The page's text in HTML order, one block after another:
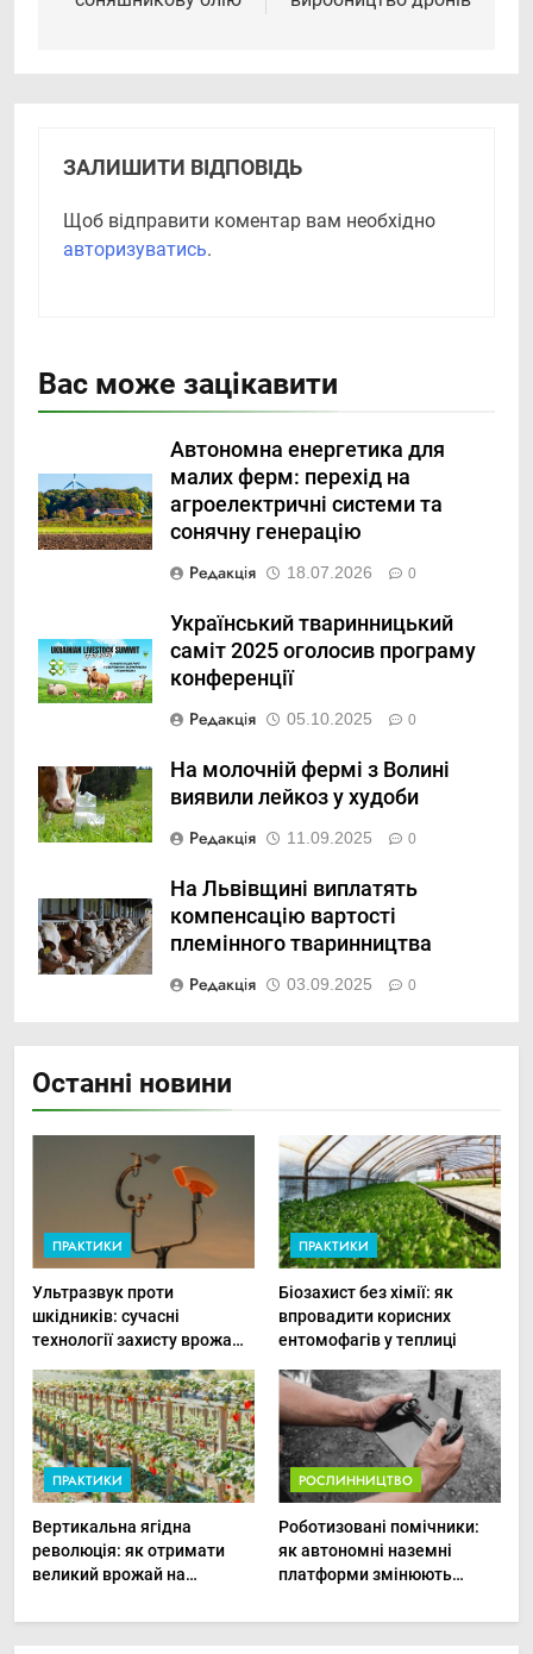
ЗАЛИШИТИ ВІДПОВІДЬ
Щоб відправити коментар вам необхідно
авторизуватись.
Вас може зацікавити
Автономна енергетика для
малих ферм: перехід на
агроелектричні системи та
сонячну генерацію
Редакція 18.07.2026 0
Український тваринницький
саміт 2025 оголосив програму
конференції
Редакція 05.10.2025 0
На молочній фермі з Волині
виявили лейкоз у худоби
Редакція 11.09.2025 0
На Львівщині виплатять
компенсацію вартості
племінного тваринництва
Редакція 03.09.2025 0
Останні новини
ПРАКТИКИ
Ультразвук проти
шкідників: сучасні
технології захисту врожаю
ПРАКТИКИ
Біозахист без хімії: як
впровадити корисних
ентомофагів у теплиці
ПРАКТИКИ
Вертикальна ягідна
революція: як отримати
великий врожай на
РОСЛИННИЦТВО
Роботизовані помічники:
як автономні наземні
платформи змінюють
овочами